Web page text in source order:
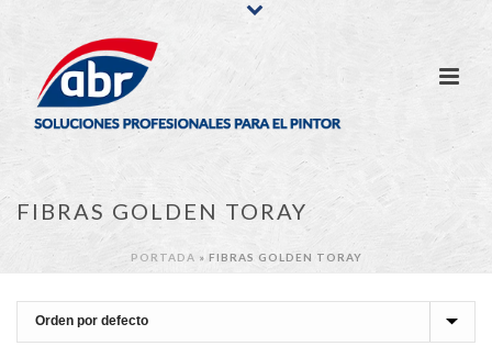
FIBRAS GOLDEN TORAY
PORTADA » FIBRAS GOLDEN TORAY